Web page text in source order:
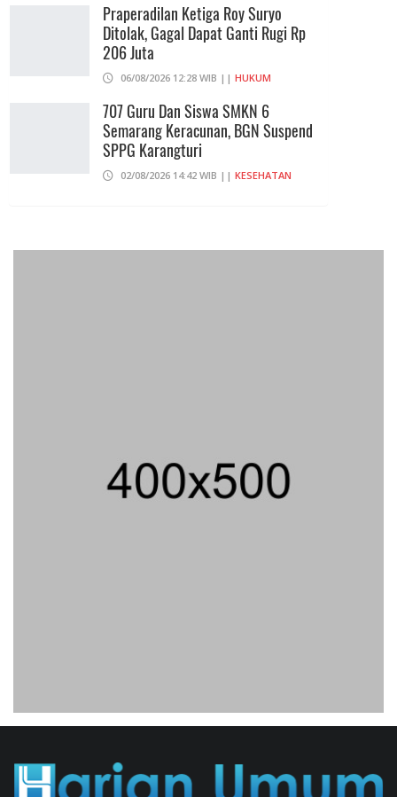
Praperadilan Ketiga Roy Suryo
Ditolak, Gagal Dapat Ganti Rugi Rp
206 Juta
06/08/2026 12:28 WIB || HUKUM
707 Guru Dan Siswa SMKN 6
Semarang Keracunan, BGN Suspend
SPPG Karangturi
02/08/2026 14:42 WIB || KESEHATAN
Maklumat Merdeka Barat
03/08/2026 18:31 WIB || PENDIDIKAN
Geger! Nama Prabowo Diduga Dicatut
Kereta Cepat Jakarta-Bandung